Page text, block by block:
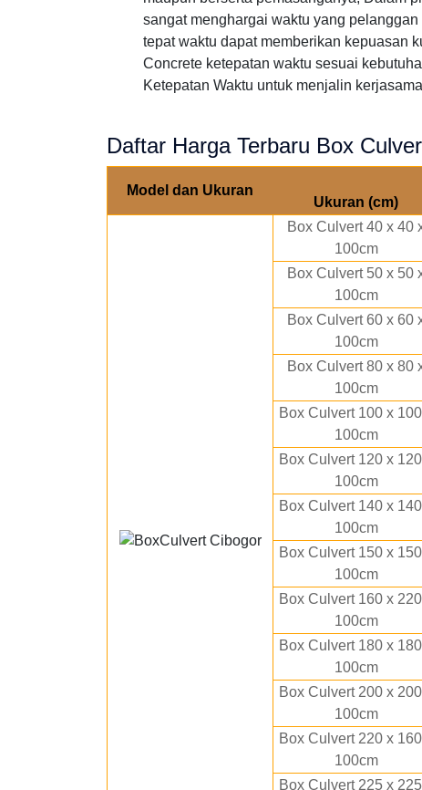
sangat menghargai waktu yang
tepat waktu dapat memberikan kepuasan
Concrete ketepatan waktu sesuai
Ketepatan Waktu untuk menjalin
Daftar Harga Terbaru Box
Model dan Ukuran
Ukuran (cm)
Box Culvert 40 x 40
100cm
Box Culvert 50 x 50
100cm
Box Culvert 60 x 60
100cm
Box Culvert 80 x 80
100cm
Box Culvert 100 x
100cm
Box Culvert 120 x
100cm
Box Culvert 140 x
100cm
Box Culvert 150 x
100cm
Box Culvert 160 x
100cm
Box Culvert 180 x
100cm
Box Culvert 200 x
100cm
Box Culvert 220 x
100cm
Box Culvert 225 x